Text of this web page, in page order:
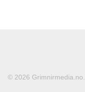
© 2026